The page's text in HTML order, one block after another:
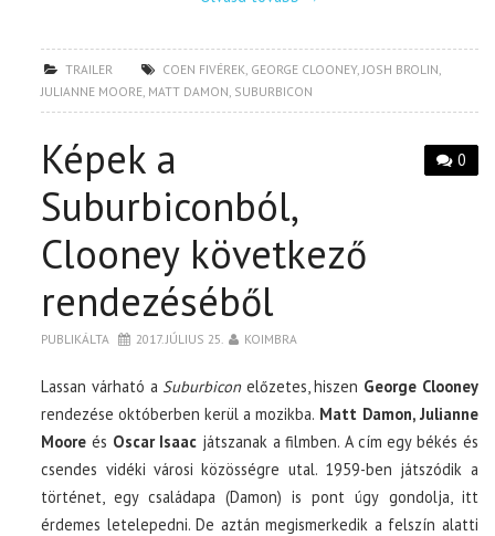
TRAILER COEN FIVÉREK GEORGE CLOONEY, JOSH BROLIN
JULIANNE MOORE MATT DAMON SUBURBICON
0
Képek a
Suburbiconból,
Clooney következő
rendezéséből
PUBLIKÁLTA 2017. JÚLIUS 25. KOIMBRA
Lassan várható a Suburbiconelőzetes, hiszen George Clooney
rendezése októberben kerül a mozikba. Matt Damon, Julianne
Moore és Oscar Isaac játszanak a filmben. A cím egy békés és
csendes vidéki városi közösségre utal. 1959-ben játszódik a
történet, egy családapa (Damon) is pont úgy gondolja, itt
érdemes letelepedni. De aztán megismerkedik a felszín alatti